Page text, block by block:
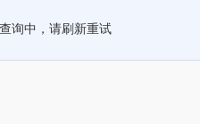
询中，请刷新重试